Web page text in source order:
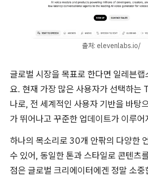
출처: elevenlabs.io/
글로벌 시장을 목표로 한다면 일레븐랩
요. 현재 가장 많은 사용자가 선택하는
나로, 전 세계적인 사용자 기반을 바탕
가 뛰어나고 꾸준한 업데이트가 이루어
하나의 목소리로 30개 안팎의 다양한
수 있어, 동일한 톤과 스타일로 콘텐츠
점은 글로벌 크리에이터에겐 정말 소